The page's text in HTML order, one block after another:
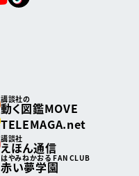
講談社の
動く図鑑MOVE
TELEMAGA.net
講談社
えほん通信
はやみねかおる FAN CLUB
赤い夢学園